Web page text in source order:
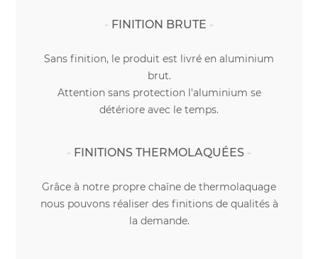
FINITION BRUTE
Sans finition, le produit est livré en aluminium
brut.
Attention sans protection l'aluminium se
détériore avec le temps.
FINITIONS THERMOLAQUÉES
Grâce à notre propre chaîne de thermolaquage
nous pouvons réaliser des finitions de qualités à
la demande.